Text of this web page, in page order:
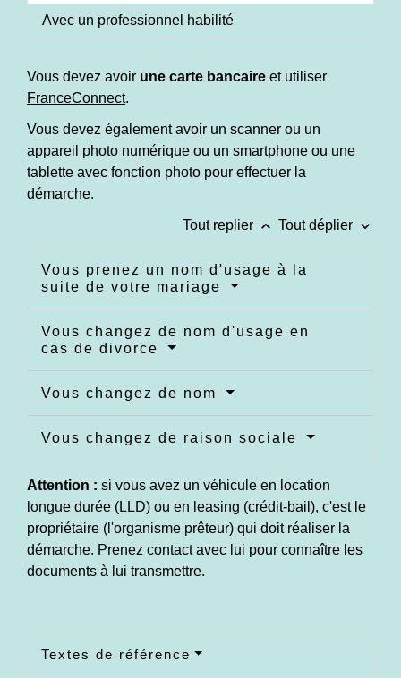
Avec un professionnel habilité
Vous devez avoir une carte bancaire et utiliser
FranceConnect.
Vous devez également avoir un scanner ou un
appareil photo numérique ou un smartphone ou une
tablette avec fonction photo pour effectuer la
démarche.
Tout replier keyboard_arrow_up Tout déplier keyboard_arrow_down
Vous prenez un nom d'usage à la
suite de votre mariage
Vous changez de nom d'usage en
cas de divorce
Vous changez de nom
Vous changez de raison sociale
Attention : si vous avez un véhicule en location
longue durée (LLD) ou en leasing (crédit-bail), c'est le
propriétaire (l'organisme prêteur) qui doit réaliser la
démarche. Prenez contact avec lui pour connaître les
documents à lui transmettre.
Textes de référence